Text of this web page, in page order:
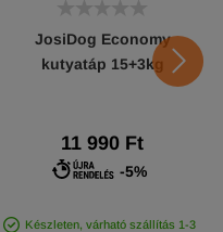
JosiDog Economy
kutyatáp 15+3kg
11 990 Ft
-5%
Készleten, várható szállítás 1-3